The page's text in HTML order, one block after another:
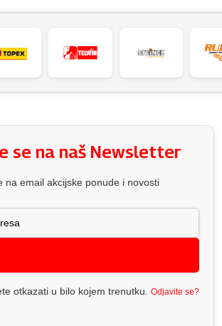
se na naš Newsletter
na email akcijske ponude i novosti
otkazati u bilo kojem trenutku. Odjavite se?